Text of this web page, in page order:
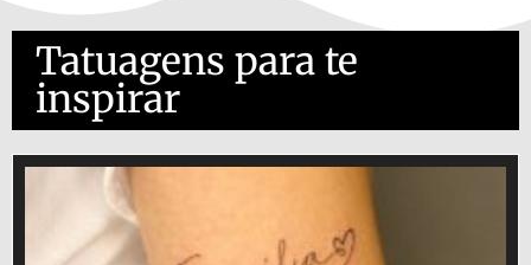
Tatuagens para te
inspirar